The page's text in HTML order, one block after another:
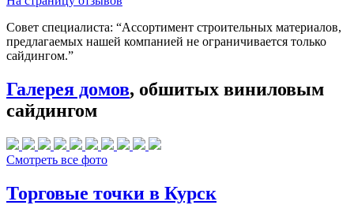
Совет специалиста: “Ассортимент строительных материалов,
предлагаемых нашей компанией не ограничивается только
сайдингом.”
Галерея домов, обшитых виниловым
сайдингом
Смотреть все фото
Торговые точки в Курск